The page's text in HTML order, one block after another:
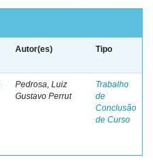
Autor(es) Tipo
Pedrosa, Luiz
Gustavo Perrut
Trabalho
de
Conclusão
de Curso